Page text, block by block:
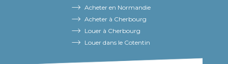
Acheter en Normandie
Acheter à Cherbourg
Louer à Cherbourg
Louer dans le Cotentin